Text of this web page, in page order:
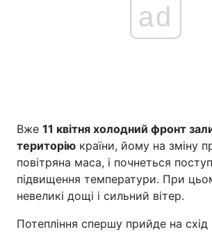
ad
Вже 11 квітня холодний фронт
територію країни, йому на зміну
повітряна маса, і почнеться
підвищення температури. При
невеликі дощі і сильний вітер.
Потепління спершу прийде на схід